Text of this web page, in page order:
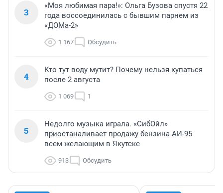
3
«Моя любимая пара!»: Ольга Бузова спустя 22
года воссоединилась с бывшим парнем из
«ДОМа-2»
1 167 Обсудить
4
Кто тут воду мутит? Почему нельзя купаться
после 2 августа
1 069 1
5
Недолго музыка играла. «СибОйл»
приостаналивает продажу бензина АИ-95
всем желающим в Якутске
913 Обсудить